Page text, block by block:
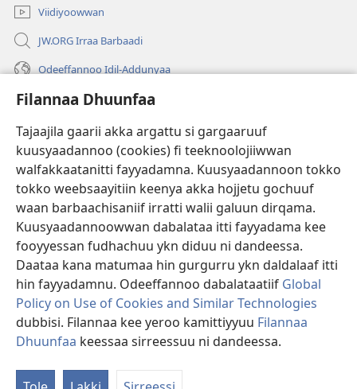
Filannaa Dhuunfaa
Tajaajila gaarii akka argattu si gargaaruuf
kuusyaadannoo (cookies) fi teeknoolojiiwwan
walfakkaatanitti fayyadamna. Kuusyaadannoon tokko
tokko weebsaayitiin keenya akka hojjetu gochuuf
waan barbaachisaniif irratti walii galuun dirqama.
Kuusyaadannoowwan dabalataa itti fayyadama kee
fooyyessan fudhachuu ykn diduu ni dandeessa.
Daataa kana matumaa hin gurgurru ykn daldalaaf itti
hin fayyadamnu. Odeeffannoo dabalataatiif Global
Policy on Use of Cookies and Similar Technologies
dubbisi. Filannaa kee yeroo kamittiyyuu Filannaa
Dhuunfaa keessaa sirreessuu ni dandeessa.
Viidiyoowwan
JW.ORG Irraa Barbaadi
Odeeffannoo Idil-Addunyaa
Gargaarsa
Buusii
(opens
new
window)"LAAYIBRARII INTARNEETIIRRAA"
(opens
new
window)
®
(opens
new
window)Appilikeeshinii JW Library
Copyright© 2026 Watch Tower Bible and Tract Society of Pennsylvania.
WALII GALTEE|IMAAMMATA MATEENYAA| FILANNAA DHUUNFAA